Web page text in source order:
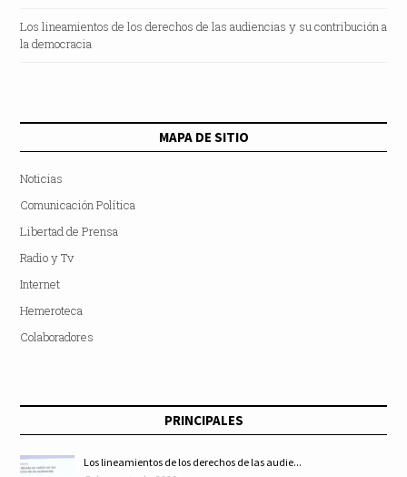
Los lineamientos de los derechos de las audiencias y su contribución a
la democracia
MAPA DE SITIO
Noticias
Comunicación Política
Libertad de Prensa
Radio y Tv
Internet
Hemeroteca
Colaboradores
PRINCIPALES
Los lineamientos de los derechos de las audie...